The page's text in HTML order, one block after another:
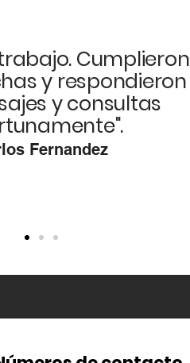
Cumplieron
y respondieron
y consultas
Fernandez